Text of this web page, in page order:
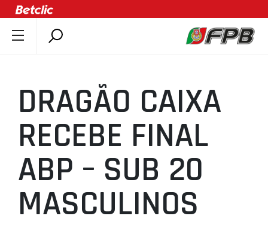
DOCUMENTOS
ÚLTIMAS
COMPETIÇÕES
ASSOCIAÇÕES
CLUBES
AGENTES
AGENDA
DRAGÃO CAIXA
RECEBE FINAL
ABP – SUB 20
MASCULINOS